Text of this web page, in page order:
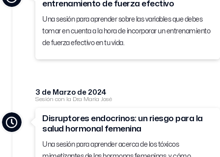
entrenamiento de fuerza efectivo
Una sesión para aprender sobre las variables que debes
tomar en cuenta a la hora de incorporar un entrenamiento
de fuerza efectivo en tu vida.
3 de Marzo de 2024
Sesión con la Dr.a María José
Disruptores endocrinos: un riesgo para la
salud hormonal femenina
Una sesión para aprender acerca de los tóxicos